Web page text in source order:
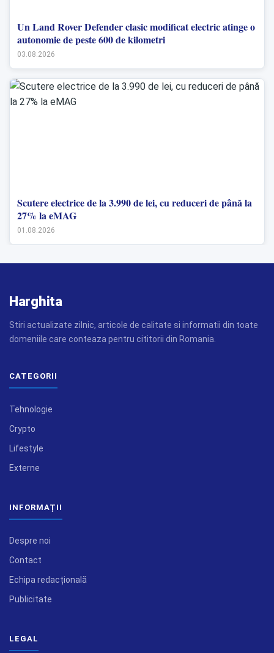
Un Land Rover Defender clasic modificat electric atinge o
autonomie de peste 600 de kilometri
03.08.2026
Scutere electrice de la 3.990 de lei, cu reduceri de până la
27% la eMAG
01.08.2026
Harghita
Stiri actualizate zilnic, articole de calitate si informatii din toate
domeniile care conteaza pentru cititorii din Romania.
CATEGORII
Tehnologie
Crypto
Lifestyle
Externe
INFORMAȚII
Despre noi
Contact
Echipa redacțională
Publicitate
LEGAL